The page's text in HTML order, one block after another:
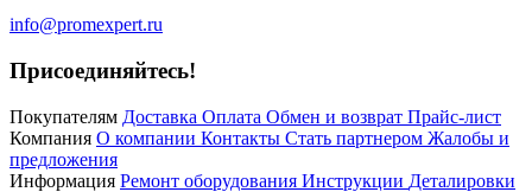
info@promexpert.ru
Присоединяйтесь!
Покупателям Доставка Оплата Обмен и возврат Прайс-лист
Компания О компании Контакты Стать партнером Жалобы и
предложения
Информация Ремонт оборудования Инструкции Деталировки